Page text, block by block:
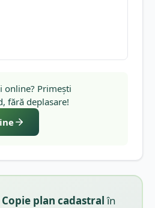
online? Primești
fără deplasare!
Copie plan cadastralîn